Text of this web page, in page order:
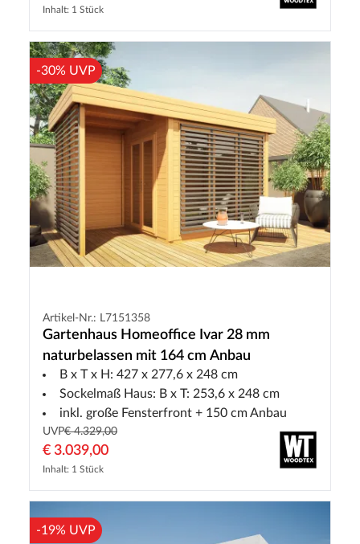
Inhalt: 1 Stück
-30% UVP
Artikel-Nr.: L7151358
Gartenhaus Homeoffice Ivar 28 mm
naturbelassen mit 164 cm Anbau
B x T x H: 427 x 277,6 x 248 cm
Sockelmaß Haus: B x T: 253,6 x 248 cm
inkl. große Fensterfront + 150 cm Anbau
UVP€ 4.329,00
€ 3.039,00
Inhalt: 1 Stück
-19% UVP